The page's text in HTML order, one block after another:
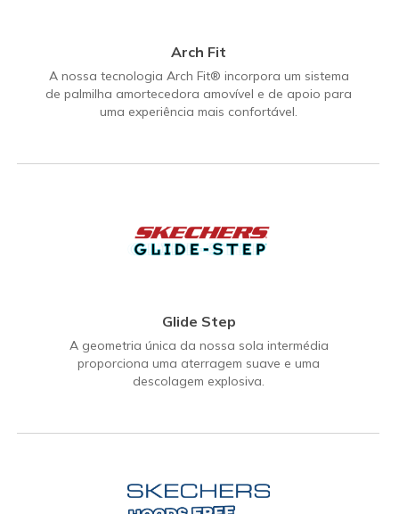
Arch Fit
A nossa tecnologia Arch Fit® incorpora um sistema
de palmilha amortecedora amovível e de apoio para
uma experiência mais confortável.
Glide Step
A geometria única da nossa sola intermédia
proporciona uma aterragem suave e uma
descolagem explosiva.